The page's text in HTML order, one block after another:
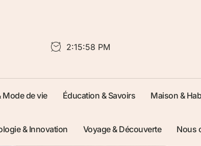
2:15:59 PM
Mode de vie Éducation & Savoirs Maison &
& Innovation Voyage & Découverte Nous